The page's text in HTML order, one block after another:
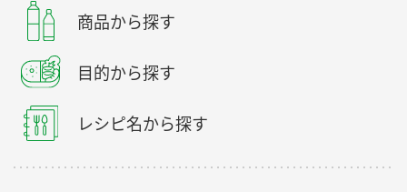
商品から探す
目的から探す
レシピ名から探す